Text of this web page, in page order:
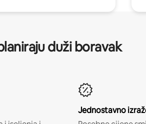
duži boravak
Jednostavno